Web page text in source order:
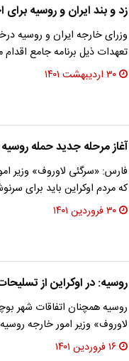
زد و بند ایران و روسیه برای
وزرای خارجه ایران و روسیه
تعهدات ذیل برنامه جامع
۳۰ اردیبهشت ۱۴۰۱
آغاز مرحله جدید حمله
فارس: «سرگئی لاوروف» وزیر
که مردم اوکراین باید برای
۳۰ فروردین ۱۴۰۱
روسیه: در اوکراین از
روسیه همچنان اتفاقات شهر
لاوروف» وزیر امور خارجه
۱۶ فروردین ۱۴۰۱